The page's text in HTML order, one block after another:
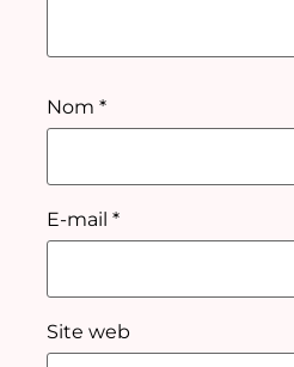
Nom *
E-mail *
Site web